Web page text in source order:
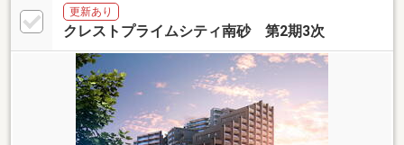
更新あり
クレストプライムシティ南砂 第2期3次